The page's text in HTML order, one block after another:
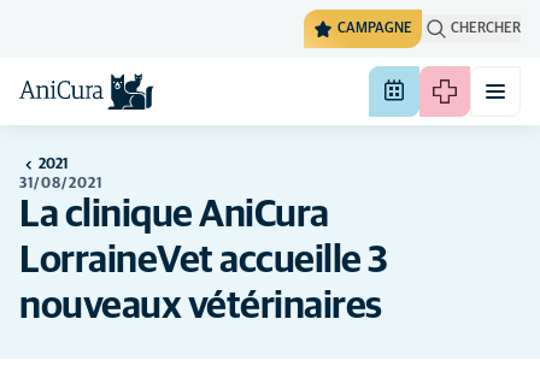
CAMPAGNE CHERCHER
2021
31/08/2021
La clinique AniCura
LorraineVet accueille 3
nouveaux vétérinaires